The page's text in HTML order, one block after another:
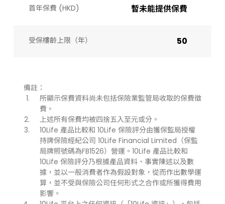
首年保費 (HKD) 暫未能提供保費
受保樓齡上限（年）​ 50
備註：
所顯示保費資料尚未包括保險業監管局收取的保費徵
費。
上述所有保費均被四捨五入至元或分。
10Life 產品比較和 10Life 保險評分由獲保監局授權
持牌保險經紀公司 10Life Financial Limited（保監
局牌照號碼為FB1526）營運。10Life 產品比較和
10Life 保險評分乃根據產品資料、事實陳述以及數
據，並以一般消費者作為假設對象，從而作出數學運
算，並不受與保險公司任何形式之合作或所獲得費用
影響。